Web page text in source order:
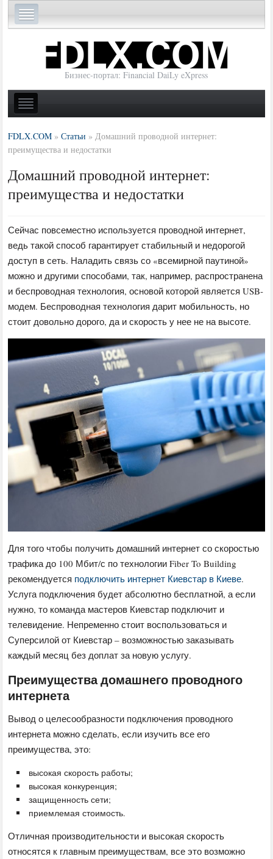
Бизнес-портал: Financial DaiLy eXpress
FDLX.COM »Статьи » Домашний проводной интернет:
преимущества и недостатки
Домашний проводной интернет:
преимущества и недостатки
Сейчас повсеместно используется проводной интернет,
ведь такой способ гарантирует стабильный и недорогой
доступ в сеть. Наладить связь со «всемирной паутиной»
можно и другими способами, так, например, распространена
и беспроводная технология, основой которой является USB-
модем. Беспроводная технология дарит мобильность, но
стоит довольно дорого, да и скорость у нее не на высоте.
Для того чтобы получить домашний интернет со скоростью
трафика до 100 Мбит/с по технологии Fiber To Building
рекомендуется подключить интернет Киевстар в Киеве.
Услуга подключения будет абсолютно бесплатной, а если
нужно, то команда мастеров Киевстар подключит и
телевидение. Непременно стоит воспользоваться и
Суперсилой от Киевстар – возможностью заказывать
каждый месяц без доплат за новую услугу.
Преимущества домашнего проводного
интернета
Вывод о целесообразности подключения проводного
интернета можно сделать, если изучить все его
преимущества, это:
высокая скорость работы;
высокая конкуренция;
защищенность сети;
приемлемая стоимость.
Отличная производительности и высокая скорость
относятся к главным преимуществам, все это возможно